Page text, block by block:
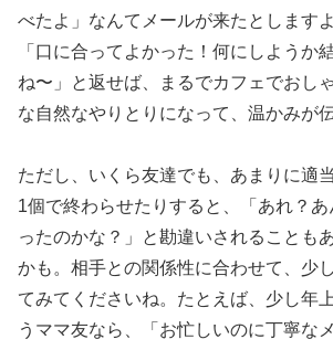
べたよ」なんてメールが来たとします
「口に合ってよかった！何にしようか
ね〜」と返せば、まるでカフェでおし
な自然なやりとりになって、温かみが
ただし、いくら友達でも、あまりに適
1個で終わらせたりすると、「あれ？
ったのかな？」と勘違いされることも
かも。相手との関係性に合わせて、少
てみてくださいね。たとえば、少し年
うママ友なら、「お忙しいのに丁寧な